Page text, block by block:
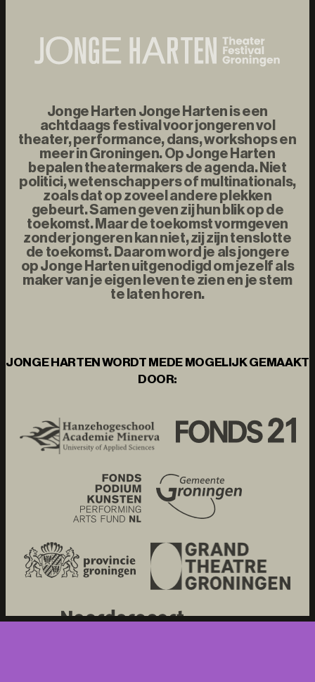
Jonge Harten Jonge Harten is een
achtdaags festival voor jongeren vol
theater, performance, dans, workshops en
meer in Groningen. Op Jonge Harten
bepalen theatermakers de agenda. Niet
politici, wetenschappers of multinationals,
zoals dat op zoveel andere plekken
gebeurt. Samen geven zij hun blik op de
toekomst. Maar de toekomst vormgeven
zonder jongeren kan niet, zij zijn tenslotte
de toekomst. Daarom word je als jongere
op Jonge Harten uitgenodigd om jezelf als
maker van je eigen leven te zien en je stem
te laten horen.
JONGE HARTEN WORDT MEDE MOGELIJK GEMAAKT
DOOR: